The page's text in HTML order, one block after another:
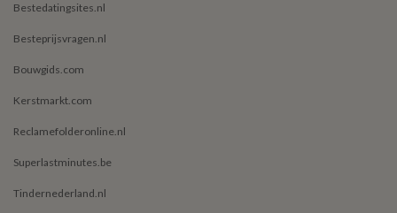
Bestedatingsites.nl
Besteprijsvragen.nl
Bouwgids.com
Kerstmarkt.com
Reclamefolderonline.nl
Superlastminutes.be
Tindernederland.nl